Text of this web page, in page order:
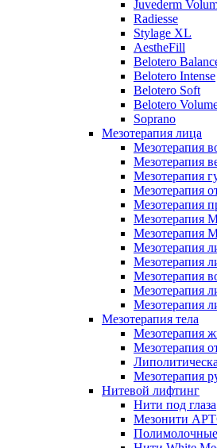
Juvederm
Radiesse
Stylage XL
AestheFill
Belotero
Belotero Intense
Belotero Soft
Belotero
Soprano
Мезотерапия лица
Мезотерапия
Мезотерапия
Мезотерапия
Мезотерапия
Мезотерапия
Мезотерапия
Мезотерапия
Мезотерапия
Мезотерапия
Мезотерапия
Мезотерапия
Мезотерапия
Мезотерапия тела
Мезотерапия
Мезотерапия
Мезотерапия
Нитевой лифтинг
Нити под глаза
Мезонити